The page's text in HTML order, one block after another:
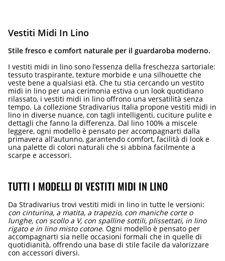
Vestiti Midi In Lino
Stile fresco e comfort naturale per il guardaroba moderno.
I vestiti midi in lino sono l’essenza della freschezza sartoriale:
tessuto traspirante, texture morbide e una silhouette che
veste bene a qualsiasi età. Che tu stia cercando un vestito
midi in lino per una cerimonia estiva o un look quotidiano
rilassato, i vestiti midi in lino offrono una versatilità senza
tempo. La collezione Stradivarius Italia propone vestiti midi in
lino in diverse nuance, con tagli intelligenti, cuciture pulite e
dettagli che fanno la differenza. Dal lino 100% a miscele
leggere, ogni modello è pensato per accompagnarti dalla
primavera all’autunno, garantendo comfort, facilità di look e
una palette di colori naturali che si abbina facilmente a
scarpe e accessori.
TUTTI I MODELLI DI VESTITI MIDI IN LINO
Da Stradivarius trovi vestiti midi in lino in tutte le versioni:
con cinturina, a matita, a trapezio, con maniche corte o
lunghe, con scollo a V, con spalline sottili, plissettati, in lino
rigato e in lino misto cotone. Ogni modello è pensato per
accompagnarti sia nelle occasioni formali che in quelle di
quotidianità, offrendo una base di stile facile da valorizzare
con accessori diversi.